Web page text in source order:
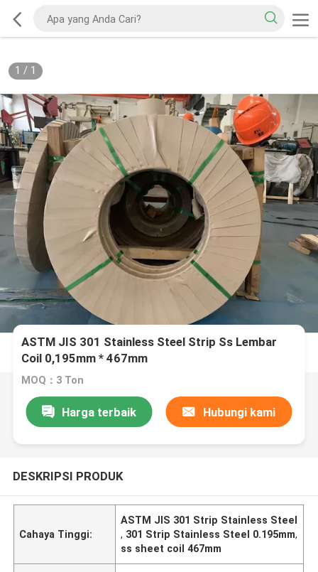
1 / 1
ASTM JIS 301 Stainless Steel Strip Ss Lembar
Coil 0,195mm * 467mm
MOQ：3 Ton
Harga terbaik Hubungi kami
DESKRIPSI PRODUK
Cahaya Tinggi:
ASTM JIS 301 Strip Stainless Steel
, 301 Strip Stainless Steel 0.195mm,
ss sheet coil 467mm